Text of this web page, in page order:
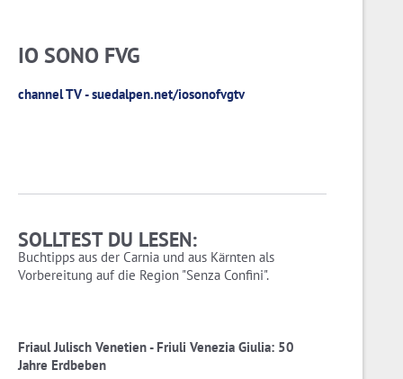
IO SONO FVG
channel TV - suedalpen.net/iosonofvgtv
SOLLTEST DU LESEN:
Buchtipps aus der Carnia und aus Kärnten als
Vorbereitung auf die Region "Senza Confini".
Friaul Julisch Venetien - Friuli Venezia Giulia: 50
Jahre Erdbeben